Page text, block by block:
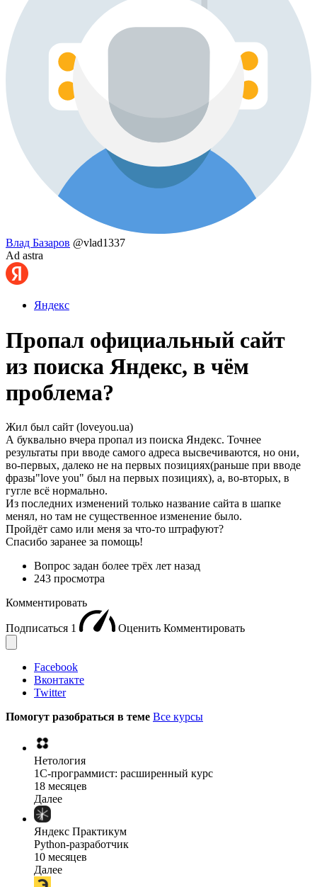
Влад Базаров @vlad1337
Ad astra
Яндекс
Пропал официальный сайт
из поиска Яндекс, в чём
проблема?
Жил был сайт (loveyou.ua)
А буквально вчера пропал из поиска Яндекс. Точнее
результаты при вводе самого адреса высвечиваются, но они,
во-первых, далеко не на первых позициях(раньше при вводе
фразы"love you" был на первых позициях), а, во-вторых, в
гугле всё нормально.
Из последних изменений только название сайта в шапке
менял, но там не существенное изменение было.
Пройдёт само или меня за что-то штрафуют?
Спасибо заранее за помощь!
Вопрос задан более трёх лет назад
243 просмотра
Комментировать
Подписаться 1 Оценить Комментировать
Facebook
Вконтакте
Twitter
Помогут разобраться в теме Все курсы
Нетология
1C-программист: расширенный курс
18 месяцев
Далее
Яндекс Практикум
Python-разработчик
10 месяцев
Далее